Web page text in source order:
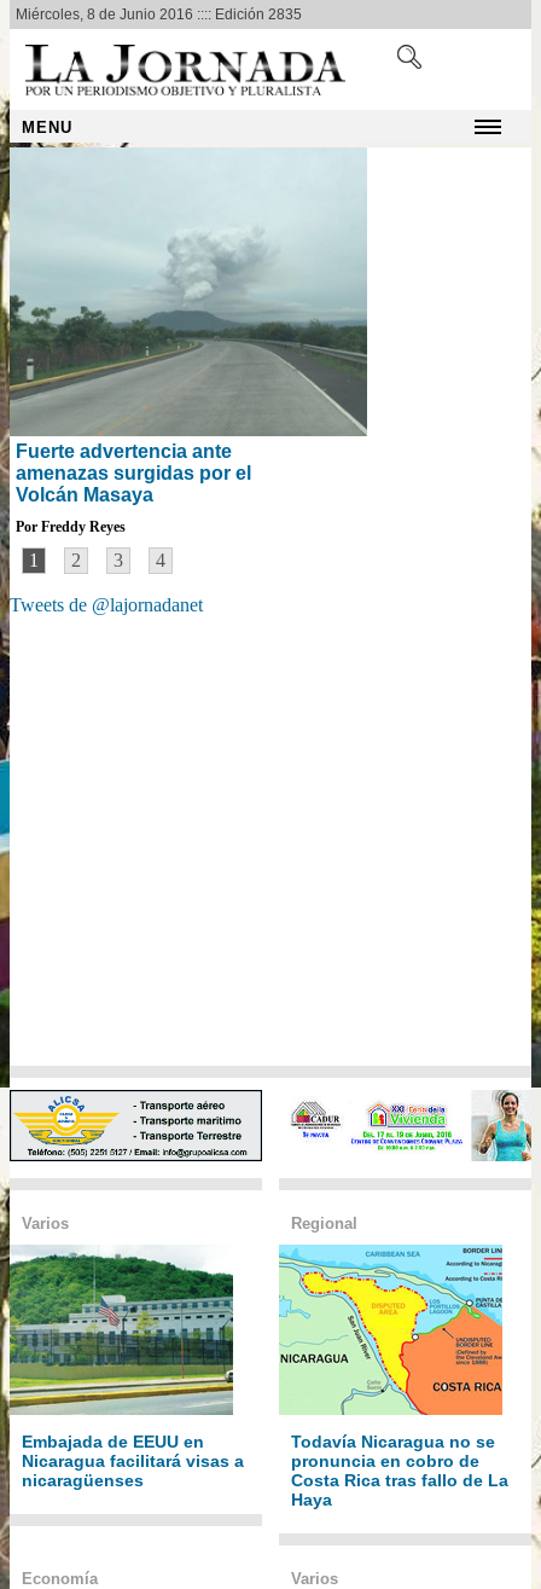
Miércoles, 8 de Junio 2016 :::: Edición 2835
MENU
Fuerte advertencia ante
amenazas surgidas por el
Volcán Masaya
Por Freddy Reyes
1 2 3 4
Tweets de @lajornadanet
Varios
Embajada de EEUU en
Nicaragua facilitará visas a
nicaragüenses
Regional
Todavía Nicaragua no se
pronuncia en cobro de
Costa Rica tras fallo de La
Haya
Economía Varios